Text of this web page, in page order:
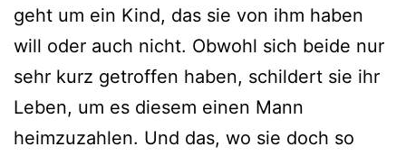
geht um ein Kind, das sie von ihm haben
will oder auch nicht. Obwohl sich beide nur
sehr kurz getroffen haben, schildert sie ihr
Leben, um es diesem einen Mann
heimzuzahlen. Und das, wo sie doch so